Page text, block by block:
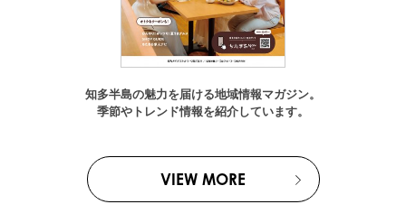
知多半島の魅力を届ける地域情報マガジン。
季節やトレンド情報を紹介しています。
VIEW MORE